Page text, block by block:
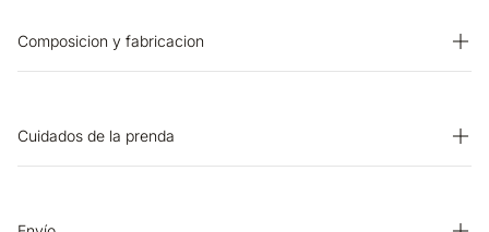
Composicion y fabricacion
Cuidados de la prenda
BLANQUEADO: No usar blanqueador. LAVADO: Lavar a mano.